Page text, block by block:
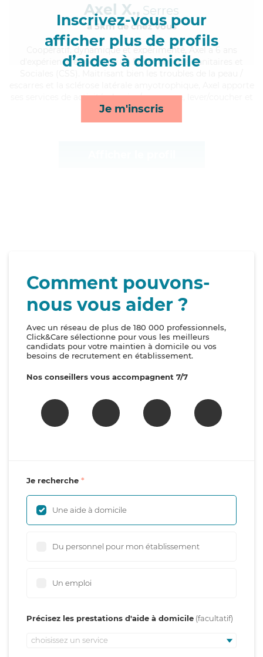
Inscrivez-vous pour
afficher plus de profils
d’aides à domicile
Je m'inscris
Axel X., Serres
à 5km de chez Vous
, dynamique et expérimenté, Axel a 6 ans
d'expérience et possède un BEP Carrières Sanitaires et
ses services de activités, lessive/repassage, lever/coucher et
toilette/habillage*
Comment pouvons-
nous vous aider ?
Avec un réseau de plus de 180 000 professionnels,
Click&Care sélectionne pour vous les meilleurs
candidats pour votre maintien à domicile ou vos
besoins de recrutement en établissement.
Nos conseillers vous accompagnent 7/7
Je recherche
Une aide à domicile
Du personnel pour mon établissement
Un emploi
Précisez les prestations d'aide à domicile
choisissez un service